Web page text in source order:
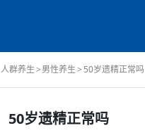
人群养生 男性养生 50岁遗精正常吗
50岁遗精正常吗